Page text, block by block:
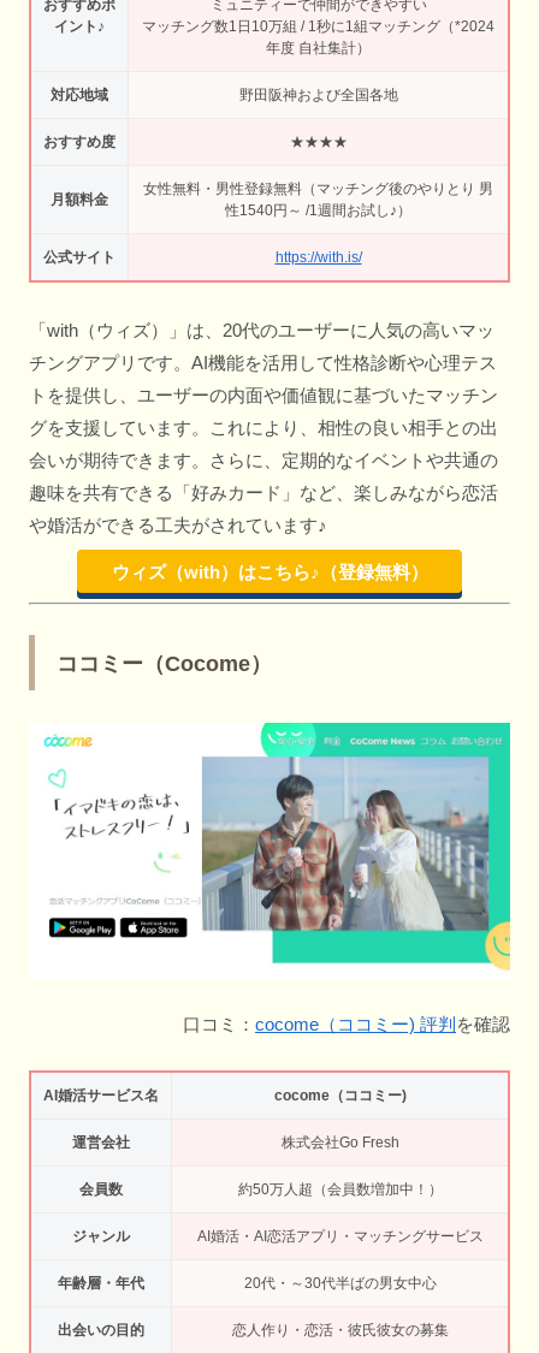
おすすめポ
イント♪
ミュニティーで仲間ができやすい
マッチング数1日10万組 / 1秒に1組マッチング（*2024
年度 自社集計）
対応地域 野田阪神および全国各地
おすすめ度 ★★★★
月額料金
女性無料・男性登録無料（マッチング後のやりとり 男
性1540円～ /1週間お試し♪）
公式サイト https://with.is/
「with（ウィズ）」は、20代のユーザーに人気の高いマッ
チングアプリです。AI機能を活用して性格診断や心理テス
トを提供し、ユーザーの内面や価値観に基づいたマッチン
グを支援しています。これにより、相性の良い相手との出
会いが期待できます。さらに、定期的なイベントや共通の
趣味を共有できる「好みカード」など、楽しみながら恋活
や婚活ができる工夫がされています♪
ウィズ（with）はこちら♪（登録無料）
ココミー（Cocome）
口コミ： cocome（ココミー) 評判 を確認
AI婚活サービス名 cocome（ココミー)
運営会社 株式会社Go Fresh
会員数 約50万人超（会員数増加中！）
ジャンル AI婚活・AI恋活アプリ・マッチングサービス
年齢層・年代 20代・～30代半ばの男女中心
出会いの目的 恋人作り・恋活・彼氏彼女の募集